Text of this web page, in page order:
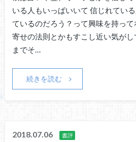
いる人もいっぱいいて 信じれてい
ているのだろう？って興味を持って
寄せの法則とかもすこし近い気が
までそ…
続きを読む
2018.07.06 書評